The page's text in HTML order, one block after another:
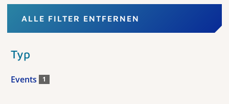
ALLE FILTER ENTFERNEN
Typ
Events 1